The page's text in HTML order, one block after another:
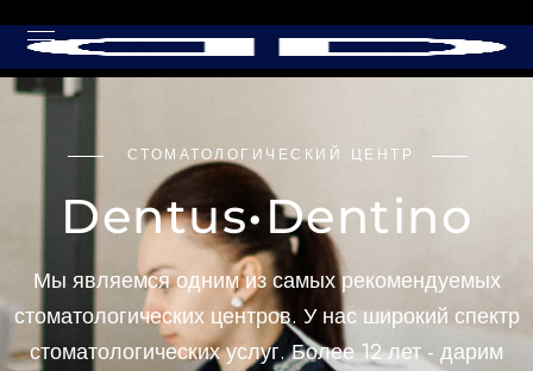
СТОМАТОЛОГИЧЕСКИЙ ЦЕНТР
Dentus•Dentino
Мы являемся одним из самых рекомендуемых
стоматологических центров. У нас широкий спектр
стоматологических услуг. Более 12 лет - дарим